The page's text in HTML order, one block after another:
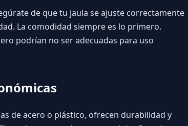
de que tu jaula se ajuste correctamente
La comodidad siempre es lo primero.
podrían no ser adecuadas para uso
de acero o plástico, ofrecen durabilidad y